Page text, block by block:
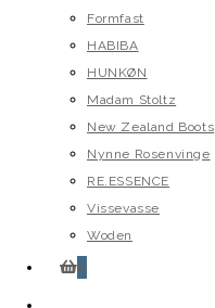
Formfast
HABIBA
HUNKØN
Madam Stoltz
New Zealand Boots
Nynne Rosenvinge
RE.ESSENCE
Vissevasse
Woden
0